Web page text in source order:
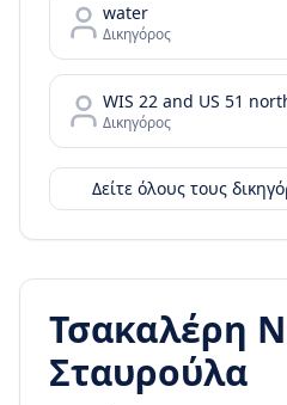
water
Δικηγόρος
Δικηγόρος
Δείτε όλους τους
Τσακαλέρη
Σταυρούλα